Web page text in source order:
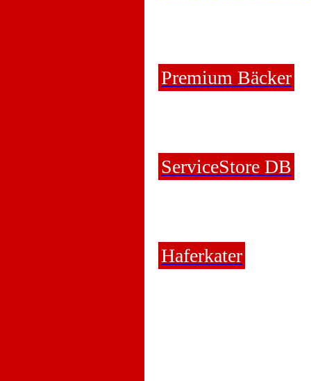
Premium Bäcker
ServiceStore DB
Haferkater